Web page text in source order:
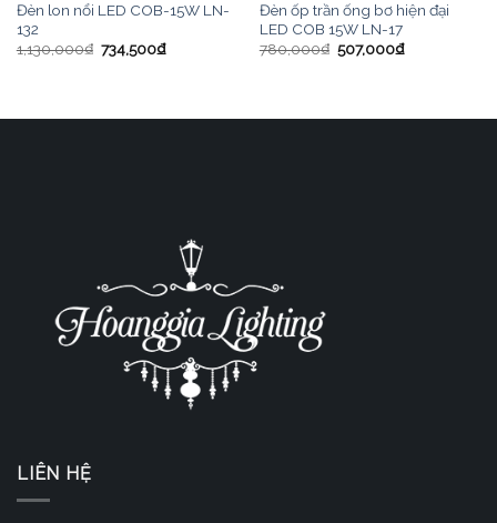
Đèn lon nổi LED COB-15W LN-
132
1,130,000₫ 734,500₫
Đèn ốp trần ống bơ hiện đại
LED COB 15W LN-17
780,000₫ 507,000₫
LIÊN HỆ